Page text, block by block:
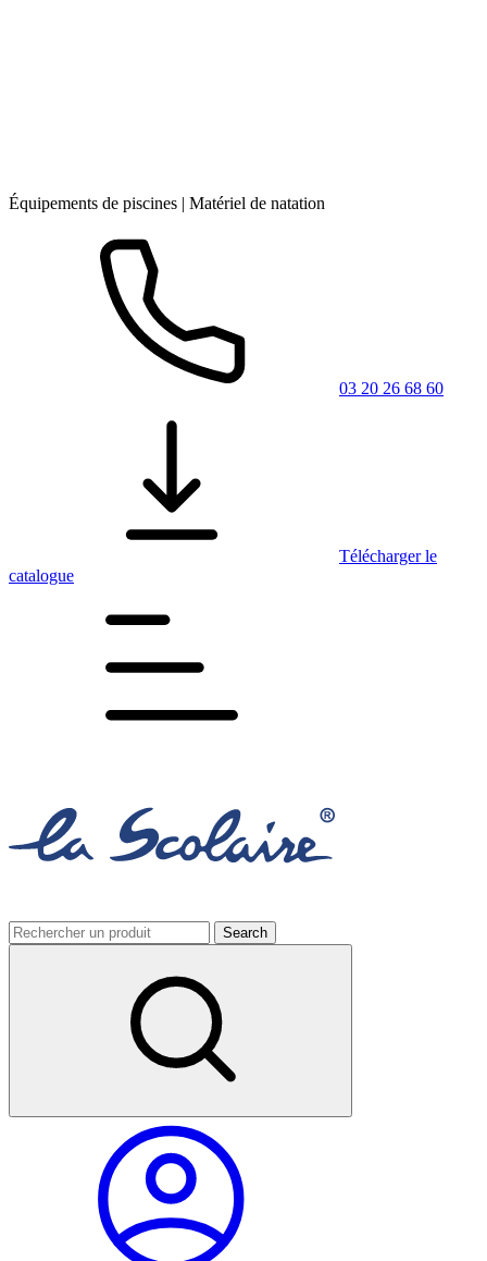
Équipements de piscines | Matériel de natation
03 20 26 68 60
Télécharger le
catalogue